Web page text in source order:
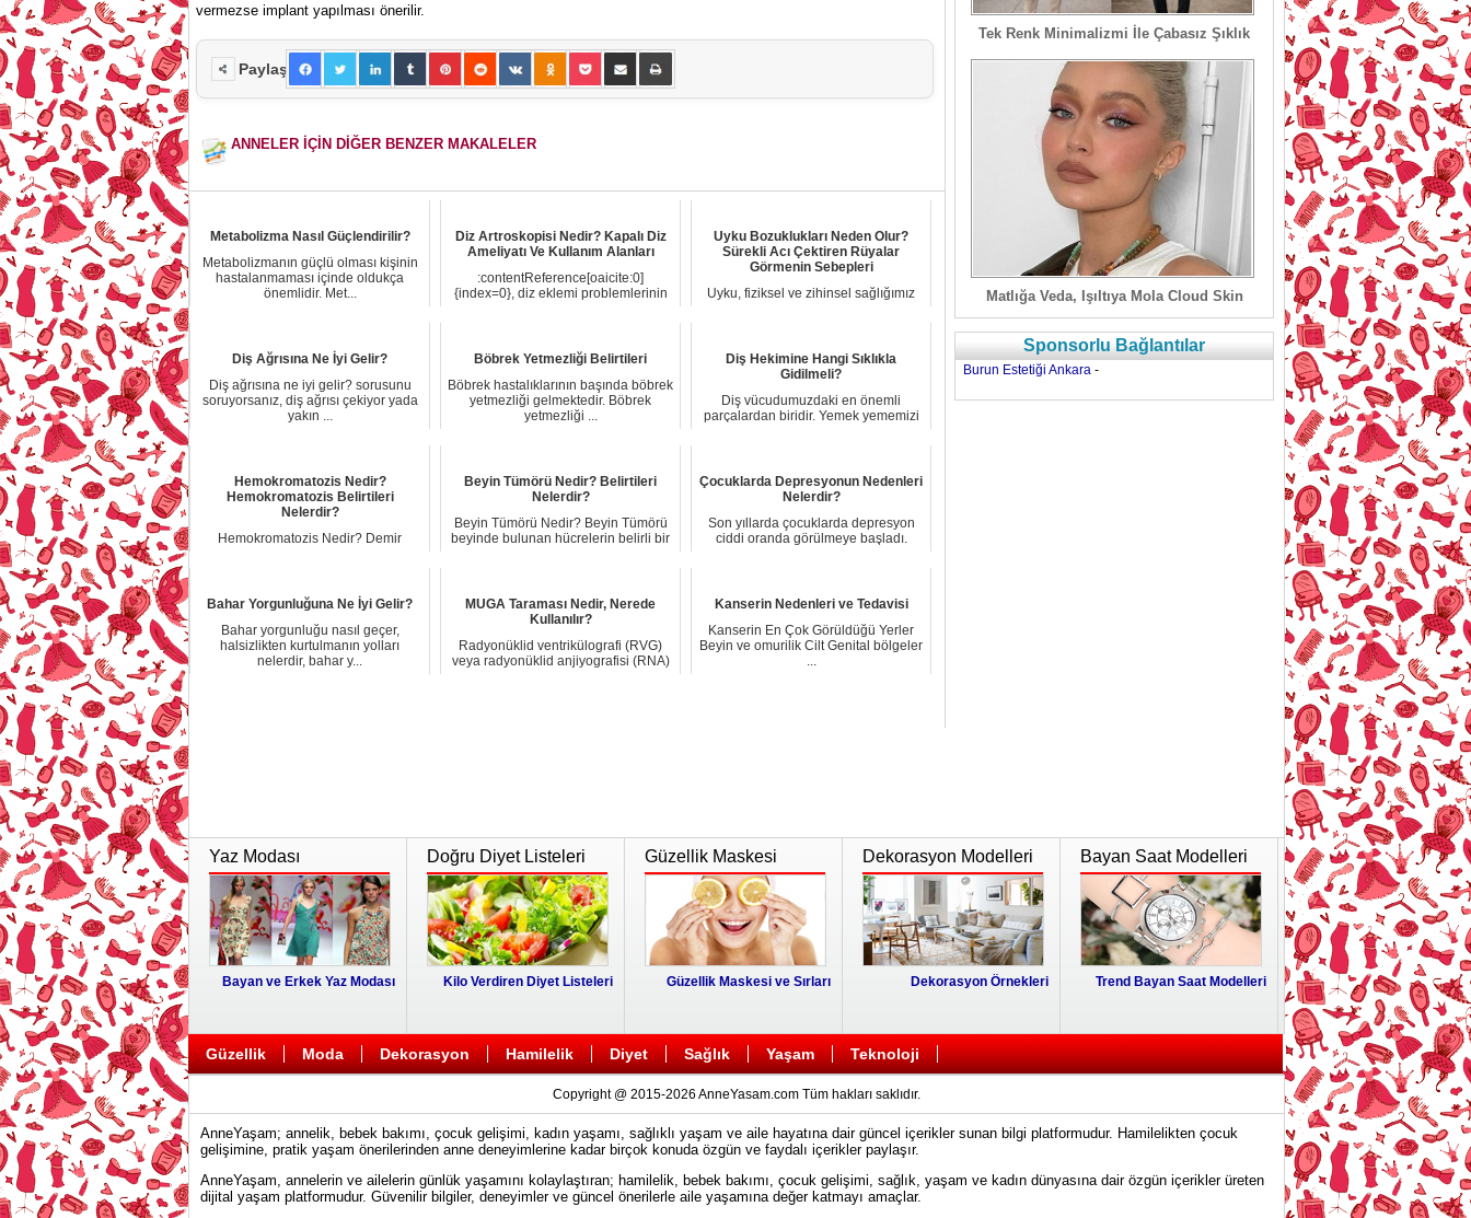
vermezse implant yapılması önerilir.
Paylaş
ANNELER İÇİN DİĞER BENZER MAKALELER
Metabolizma Nasıl Güçlendirilir?
Metabolizmanın güçlü olması kişinin
hastalanmaması içinde oldukça
önemlidir. Met...
Diz Artroskopisi Nedir? Kapalı Diz
Ameliyatı Ve Kullanım Alanları
:contentReference[oaicite:0]
{index=0}, diz eklemi problemlerinin
Uyku Bozuklukları Neden Olur?
Sürekli Acı Çektiren Rüyalar
Görmenin Sebepleri
Uyku, fiziksel ve zihinsel sağlığımız
Diş Ağrısına Ne İyi Gelir?
Diş ağrısına ne iyi gelir? sorusunu
soruyorsanız, diş ağrısı çekiyor yada
yakın ...
Böbrek Yetmezliği Belirtileri
Böbrek hastalıklarının başında böbrek
yetmezliği gelmektedir. Böbrek
yetmezliği ...
Diş Hekimine Hangi Sıklıkla
Gidilmeli?
Diş vücudumuzdaki en önemli
parçalardan biridir. Yemek yememizi
Hemokromatozis Nedir?
Hemokromatozis Belirtileri
Nelerdir?
Hemokromatozis Nedir? Demir
Beyin Tümörü Nedir? Belirtileri
Nelerdir?
Beyin Tümörü Nedir? Beyin Tümörü
beyinde bulunan hücrelerin belirli bir
Çocuklarda Depresyonun Nedenleri
Nelerdir?
Son yıllarda çocuklarda depresyon
ciddi oranda görülmeye başladı.
Bahar Yorgunluğuna Ne İyi Gelir?
Bahar yorgunluğu nasıl geçer,
halsizlikten kurtulmanın yolları
nelerdir, bahar y...
MUGA Taraması Nedir, Nerede
Kullanılır?
Radyonüklid ventrikülografi (RVG)
veya radyonüklid anjiyografisi (RNA)
Kanserin Nedenleri ve Tedavisi
Kanserin En Çok Görüldüğü Yerler
Beyin ve omurilik Cilt Genital bölgeler
...
Tek Renk Minimalizmi İle Çabasız Şıklık
Matlığa Veda, Işıltıya Mola Cloud Skin
Sponsorlu Bağlantılar
Burun Estetiği Ankara -
Yaz Modası
Bayan ve Erkek Yaz Modası
Doğru Diyet Listeleri
Kilo Verdiren Diyet Listeleri
Güzellik Maskesi
Güzellik Maskesi ve Sırları
Dekorasyon Modelleri
Dekorasyon Örnekleri
Bayan Saat Modelleri
Trend Bayan Saat Modelleri
Güzellik Moda Dekorasyon Hamilelik Diyet Sağlık Yaşam Teknoloji
Copyright @ 2015-2026 AnneYasam.com Tüm hakları saklıdır.
AnneYaşam; annelik, bebek bakımı, çocuk gelişimi, kadın yaşamı, sağlıklı yaşam ve aile hayatına dair güncel içerikler sunan bilgi platformudur. Hamilelikten çocuk
gelişimine, pratik yaşam önerilerinden anne deneyimlerine kadar birçok konuda özgün ve faydalı içerikler paylaşır.
AnneYaşam, annelerin ve ailelerin günlük yaşamını kolaylaştıran; hamilelik, bebek bakımı, çocuk gelişimi, sağlık, yaşam ve kadın dünyasına dair özgün içerikler üreten
dijital yaşam platformudur. Güvenilir bilgiler, deneyimler ve güncel önerilerle aile yaşamına değer katmayı amaçlar.